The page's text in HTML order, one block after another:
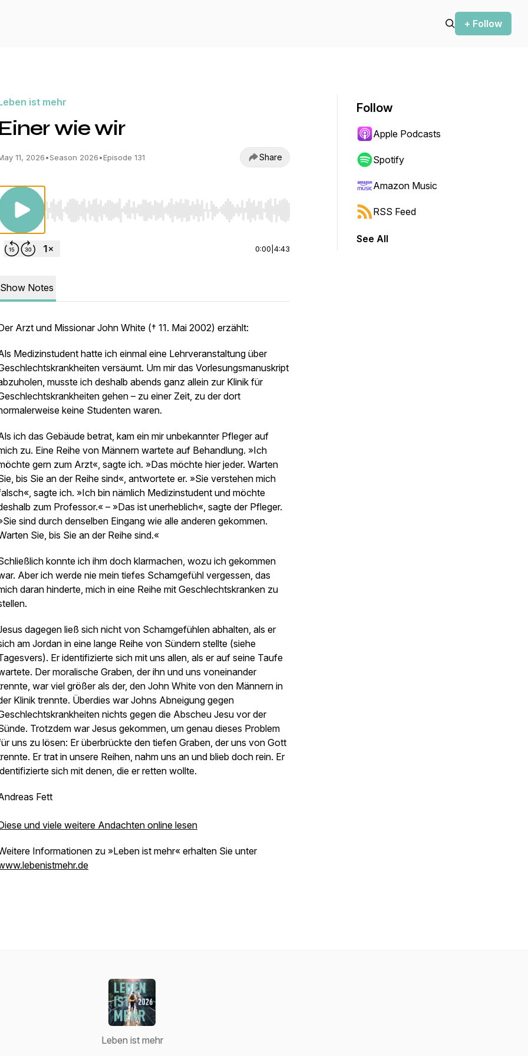
+ Follow
ist mehr
Einer wie wir
11, 2026•Season 2026•Episode 131 Share
Use Left/Right to seek, Home/End to jump to start or end. Hold shift to jump forward or backward.
0:00 4:43
Show Notes
Arzt und Missionar John White († 11. Mai 2002) erzählt:
Medizinstudent hatte ich einmal eine Lehrveranstaltung über
versäumt. Um mir das Vorlesungsmanuskript
musste ich deshalb abends ganz allein zur Klinik für
gehen – zu einer Zeit, zu der dort
keine Studenten waren.
ich das Gebäude betrat, kam ein mir unbekannter Pfleger auf
zu. Eine Reihe von Männern wartete auf Behandlung. »Ich
gern zum Arzt«, sagte ich. »Das möchte hier jeder. Warten
bis Sie an der Reihe sind«, antwortete er. »Sie verstehen mich
sagte ich. »Ich bin nämlich Medizinstudent und möchte
zum Professor.« – »Das ist unerheblich«, sagte der Pfleger.
sind durch denselben Eingang wie alle anderen gekommen.
Sie, bis Sie an der Reihe sind.«
konnte ich ihm doch klarmachen, wozu ich gekommen
Aber ich werde nie mein tiefes Schamgefühl vergessen, das
daran hinderte, mich in eine Reihe mit Geschlechtskranken zu
dagegen ließ sich nicht von Schamgefühlen abhalten, als er
am Jordan in eine lange Reihe von Sündern stellte (siehe
Er identifizierte sich mit uns allen, als er auf seine Taufe
Der moralische Graben, der ihn und uns voneinander
war viel größer als der, den John White von den Männern in
Klinik trennte. Überdies war Johns Abneigung gegen
nichts gegen die Abscheu Jesu vor der
Trotzdem war Jesus gekommen, um genau dieses Problem
uns zu lösen: Er überbrückte den tiefen Graben, der uns von Gott
Er trat in unsere Reihen, nahm uns an und blieb doch rein. Er
sich mit denen, die er retten wollte.
Fett
und viele weitere Andachten online lesen
Informationen zu »Leben ist mehr« erhalten Sie unter
Follow
Apple Podcasts
Spotify
Amazon Music
RSS Feed
See All
Leben ist mehr